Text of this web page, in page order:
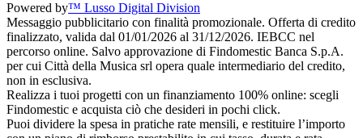
Powered by™ Lusso Digital Division
Messaggio pubblicitario con finalità promozionale. Offerta di credito
finalizzato, valida dal 01/01/2026 al 31/12/2026. IEBCC nel
percorso online. Salvo approvazione di Findomestic Banca S.p.A.
per cui Città della Musica srl opera quale intermediario del credito,
non in esclusiva.
Realizza i tuoi progetti con un finanziamento 100% online: scegli
Findomestic e acquista ciò che desideri in pochi click.
Puoi dividere la spesa in pratiche rate mensili, e restituire l’importo